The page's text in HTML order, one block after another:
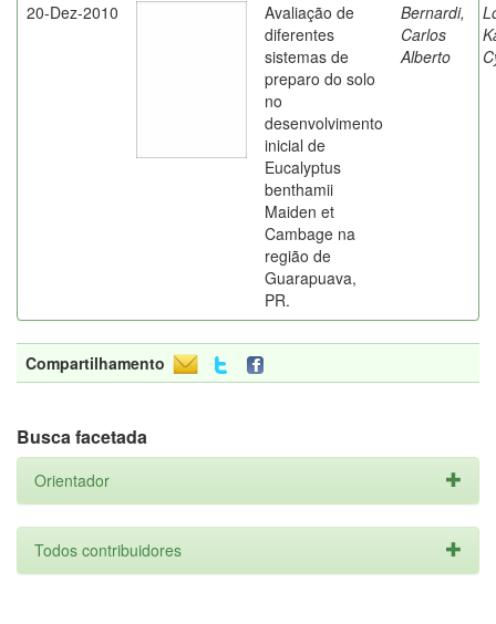
20-Dez-2010
Avaliação de
diferentes
sistemas de
preparo do solo
no
desenvolvimento
inicial de
Eucalyptus
benthamii
Maiden et
Cambage na
região de
Guarapuava,
PR.
Bernardi,
Carlos
Alberto
Compartilhamento
Busca facetada
Orientador
Todos contribuidores